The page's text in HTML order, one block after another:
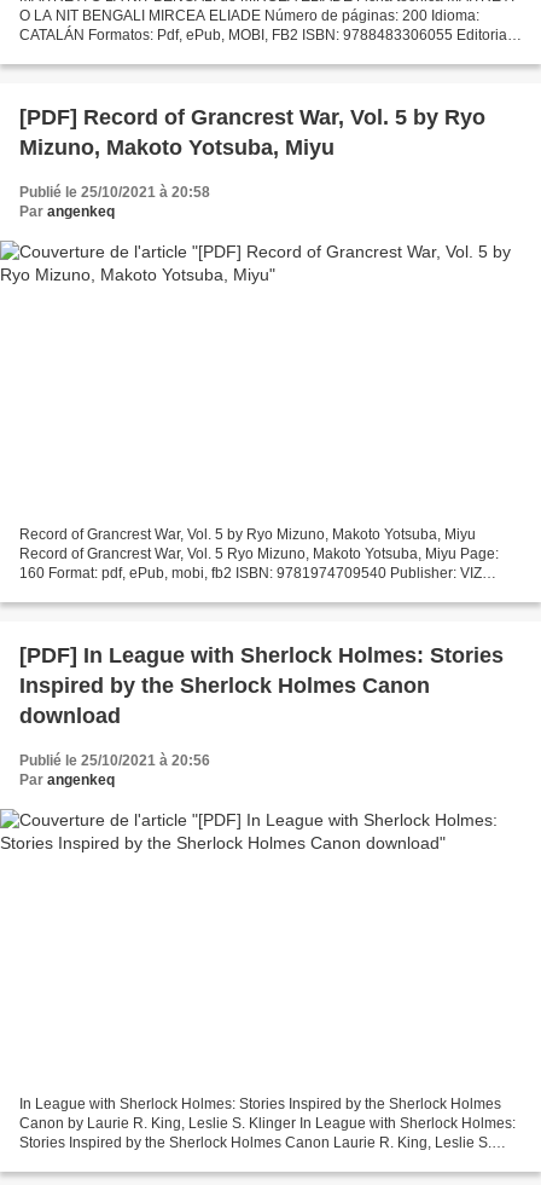
O LA NIT BENGALI MIRCEA ELIADE Número de páginas: 200 Idioma:
CATALÁN Formatos: Pdf, ePub, MOBI, FB2 ISBN: 9788483306055 Editorial:
[PDF] Record of Grancrest War, Vol. 5 by Ryo
Mizuno, Makoto Yotsuba, Miyu
Publié le 25/10/2021 à 20:58
Par angenkeq
Record of Grancrest War, Vol. 5 by Ryo Mizuno, Makoto Yotsuba, Miyu
Record of Grancrest War, Vol. 5 Ryo Mizuno, Makoto Yotsuba, Miyu Page:
160 Format: pdf, ePub, mobi, fb2 ISBN: 9781974709540 Publisher: VIZ
[PDF] In League with Sherlock Holmes: Stories
Inspired by the Sherlock Holmes Canon
download
Publié le 25/10/2021 à 20:56
Par angenkeq
In League with Sherlock Holmes: Stories Inspired by the Sherlock Holmes
Canon by Laurie R. King, Leslie S. Klinger In League with Sherlock Holmes:
Stories Inspired by the Sherlock Holmes Canon Laurie R. King, Leslie S.